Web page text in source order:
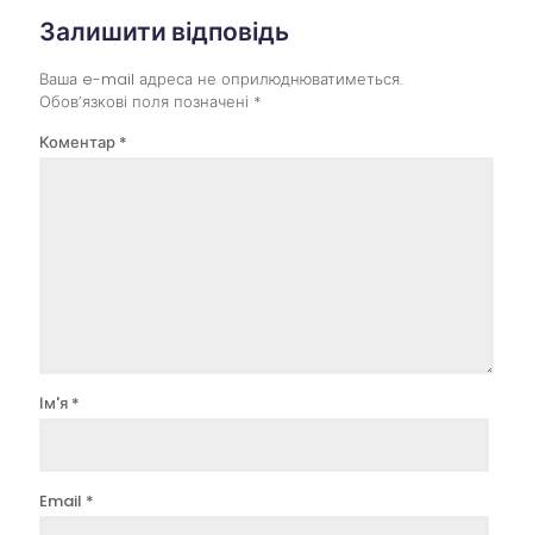
Залишити відповідь
Ваша e-mail адреса не оприлюднюватиметься.
Обов’язкові поля позначені *
Коментар *
Ім'я *
Email *